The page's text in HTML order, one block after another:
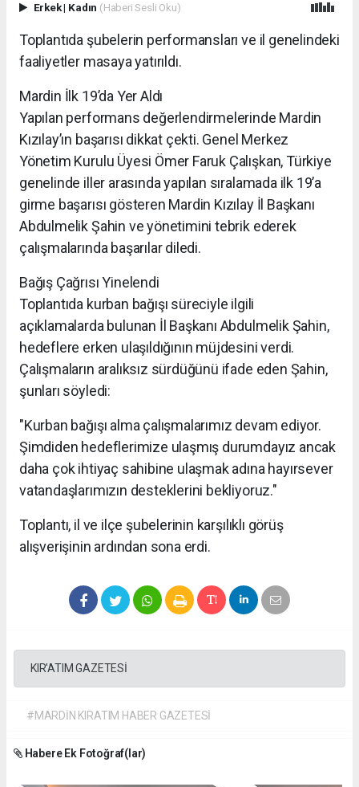
Erkek| Kadın (Haberi Sesli Oku)
Toplantıda şubelerin performansları ve il genelindeki
faaliyetler masaya yatırıldı.
Mardin İlk 19’da Yer Aldı
Yapılan performans değerlendirmelerinde Mardin
Kızılay’ın başarısı dikkat çekti. Genel Merkez
Yönetim Kurulu Üyesi Ömer Faruk Çalışkan, Türkiye
genelinde iller arasında yapılan sıralamada ilk 19’a
girme başarısı gösteren Mardin Kızılay İl Başkanı
Abdulmelik Şahin ve yönetimini tebrik ederek
çalışmalarında başarılar diledi.
Bağış Çağrısı Yinelendi
Toplantıda kurban bağışı süreciyle ilgili
açıklamalarda bulunan İl Başkanı Abdulmelik Şahin,
hedeflere erken ulaşıldığının müjdesini verdi.
Çalışmaların aralıksız sürdüğünü ifade eden Şahin,
şunları söyledi:
"Kurban bağışı alma çalışmalarımız devam ediyor.
Şimdiden hedeflerimize ulaşmış durumdayız ancak
daha çok ihtiyaç sahibine ulaşmak adına hayırsever
vatandaşlarımızın desteklerini bekliyoruz."
Toplantı, il ve ilçe şubelerinin karşılıklı görüş
alışverişinin ardından sona erdi.
KIR'ATIM GAZETESİ
#MARDİN KIRATIM HABER GAZETESİ
Habere Ek Fotoğraf(lar)